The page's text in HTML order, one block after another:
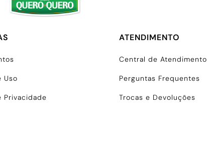
Uso
Privacidade
ATENDIMENTO
Central de Atendimento
Perguntas Frequentes
Trocas e Devoluções